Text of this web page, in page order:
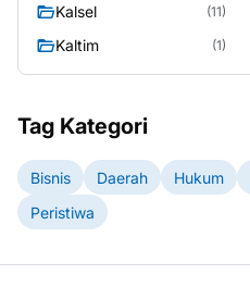
Kalsel (11)
Kaltim (1)
Tag Kategori
Bisnis Daerah Hukum
Peristiwa